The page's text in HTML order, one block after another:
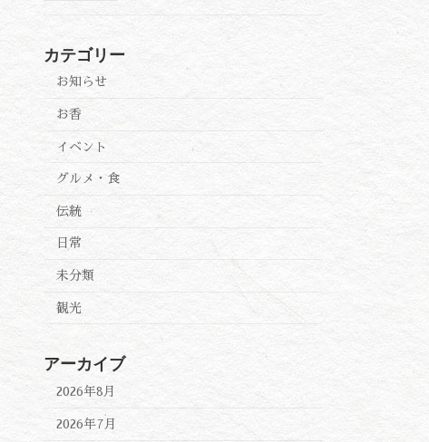
カテゴリー
お知らせ
お香
イベント
グルメ・食
伝統
日常
未分類
観光
アーカイブ
2026年8月
2026年7月